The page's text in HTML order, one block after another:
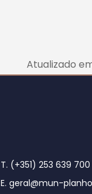
Atualizado
T. (+351) 253 639 700
E. geral@mun-